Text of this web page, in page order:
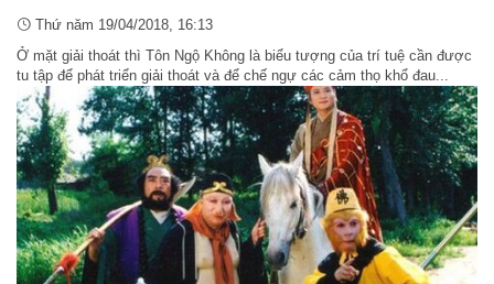
Thứ năm 19/04/2018, 16:13
Ở mặt giải thoát thì Tôn Ngộ Không là biểu tượng của trí tuệ cần được
tu tập để phát triển giải thoát và để chế ngự các cảm thọ khổ đau...